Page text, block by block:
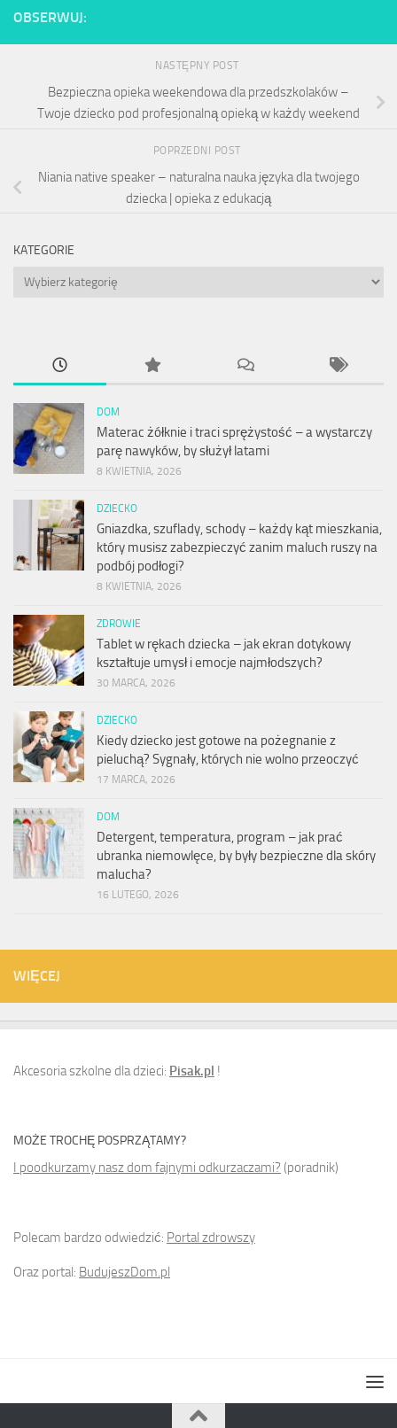
OBSERWUJ:
NASTĘPNY POST
Bezpieczna opieka weekendowa dla przedszkolaków –
Twoje dziecko pod profesjonalną opieką w każdy weekend
POPRZEDNI POST
Niania native speaker – naturalna nauka języka dla twojego
dziecka | opieka z edukacją
KATEGORIE
Kategorie
DOM
Materac żółknie i traci sprężystość – a wystarczy
parę nawyków, by służył latami
8 KWIETNIA, 2026
DZIECKO
Gniazdka, szuflady, schody – każdy kąt mieszkania,
który musisz zabezpieczyć zanim maluch ruszy na
podbój podłogi?
8 KWIETNIA, 2026
ZDROWIE
Tablet w rękach dziecka – jak ekran dotykowy
kształtuje umysł i emocje najmłodszych?
30 MARCA, 2026
DZIECKO
Kiedy dziecko jest gotowe na pożegnanie z
pieluchą? Sygnały, których nie wolno przeoczyć
17 MARCA, 2026
DOM
Detergent, temperatura, program – jak prać
ubranka niemowlęce, by były bezpieczne dla skóry
malucha?
16 LUTEGO, 2026
WIĘCEJ
Akcesoria szkolne dla dzieci: Pisak.pl !
MOŻE TROCHĘ POSPRZĄTAMY?
I poodkurzamy nasz dom fajnymi odkurzaczami? (poradnik)
Polecam bardzo odwiedzić: Portal zdrowszy
Oraz portal: BudujeszDom.pl